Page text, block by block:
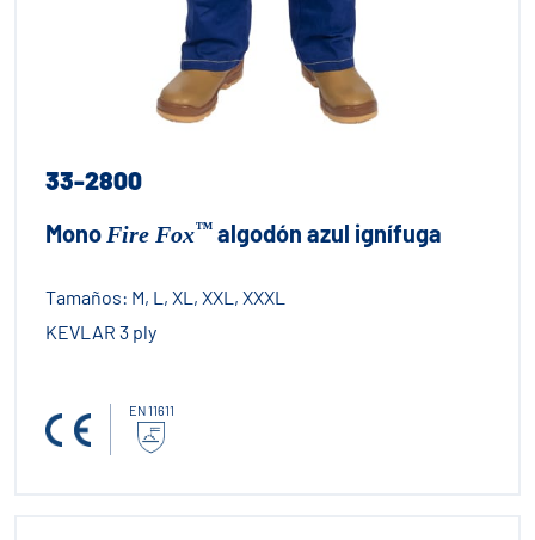
33-2800
MonoFire Fox™ algodón azul ignífuga
Tamaños: M, L, XL, XXL, XXXL
KEVLAR 3 ply
EN 11611